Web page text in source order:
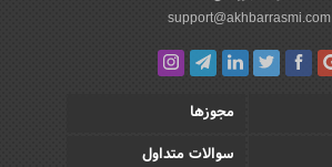
support@akhbarrasmi.com
مجوزها
سوالات متداول